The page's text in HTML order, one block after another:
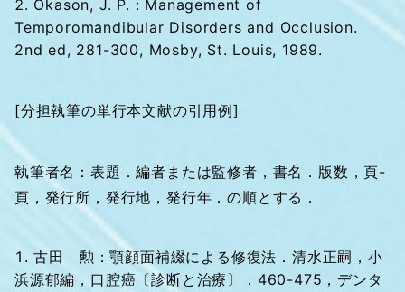
Okason, J. P. : Management of
Temporomandibular Disorders and Occlusion.
2nd ed, 281-300, Mosby, St. Louis, 1989.
[分担執筆の単行本文献の引用例]
執筆者名：表題．編者または監修者，書名．版数，頁-
頁，発行所，発行地，発行年．の順とする．
古田 勲：顎顔面補綴による修復法．清水正嗣，小
浜源郁編，口腔癌〔診断と治療〕．460-475，デンタ